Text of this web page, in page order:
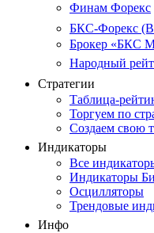
Финам Форекс
БКС-Форекс
Брокер «БКС
Народный
Стратегии
Таблица-
Торгуем по
Создаем свою
Индикаторы
Все
Индикаторы
Осцилляторы
Трендовые
Инфо